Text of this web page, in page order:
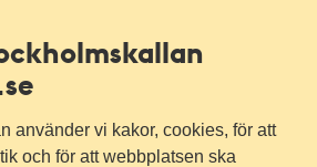
använder vi kakor, cookies, för att
och för att webbplatsen ska